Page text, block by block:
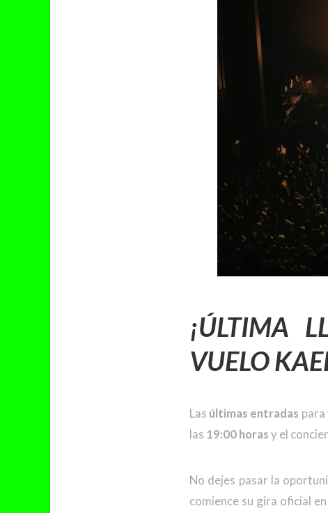
¡ÚLTIMA
VUELO
Las últimas entradas para
las 19:00 horasy el
No dejes pasar la
comience su gira oficial